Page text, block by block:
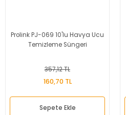
Prolink PJ-069 10'lu Havya Ucu
Temizleme Süngeri
357,12 TL
160,70 TL
Sepete Ekle